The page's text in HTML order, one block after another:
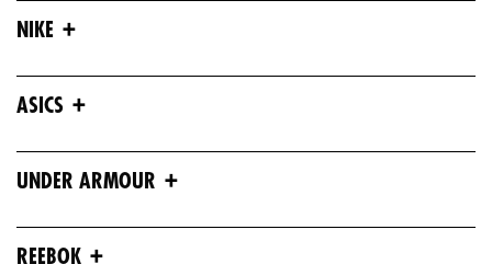
NIKE +
ASICS +
UNDER ARMOUR +
REEBOK +